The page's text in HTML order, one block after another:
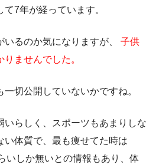
7年が経っています。
るのか気になりますが、 子供
ませんでした。
切公開していないかですね。
いらしく、スポーツもあまりしな
い体質で、最も痩せてた時は
いしか無いとの情報もあり、体